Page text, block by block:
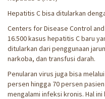
Hepatitis C bisa ditularkan
Centers for Disease Control
16.500 kasus hepatitis C baru
ditularkan dari penggunaan
narkoba, dan transfusi darah.
Penularan virus juga bisa
persen hingga 70 persen
mengalami infeksi kronis. Hal